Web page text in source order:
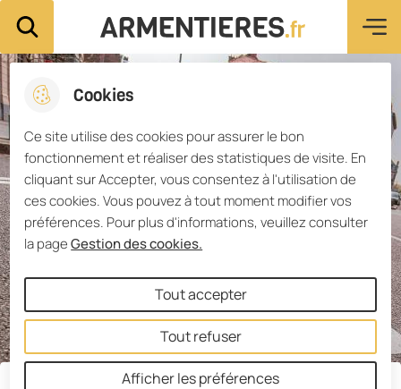
Cookies
Ce site utilise des cookies pour assurer le bon
fonctionnement et réaliser des statistiques de visite. En
cliquant sur Accepter, vous consentez à l'utilisation de
ces cookies. Vous pouvez à tout moment modifier vos
préférences. Pour plus d'informations, veuillez consulter
la pageGestion des cookies.
Afficher les préférences
Tout accepter
Tout refuser
menu
Aller à la
recherche
Aller au
contenu
principal
Consulter
site
Rechercher sur le site
Ville d'Armentières